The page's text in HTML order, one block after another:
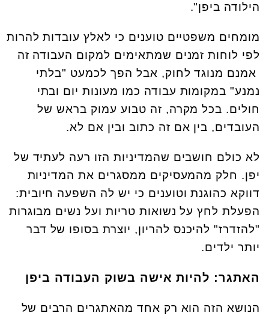
הילודה ביפן".
מומחים משפטיים טוענים כי לאלץ עובדות להרות
לפי לוחות זמנים שמתאימים למקום העבודה זה
אמנם מנוגד לחוק, אבל הפך לכמעט "בלתי
נמנע" במקומות עבודה כמו מעונות יום ובתי
חולים. בכל מקרה, זה טבוע עמוק בראש של
העובדים, בין אם זה כתוב ובין אם לא.
לא כולם חושבים שהמדיניות הזו רעה לעתיד של
יפן. חלק מהמעסיקים ממסגרים את המדיניות
דווקא כהוגנת וטוענים כי יש לה השפעה חיובית:
הפעלת לחץ על נשואות טריות ועל נשים מבוגרות
"להזדרז" להיכנס להריון, יוצרת בסופו של דבר
יותר ילדים.
האתגר: להיות אישה בשוק העבודה ביפן
הנושא הזה הוא רק אחד מהאתגרים הרבים של